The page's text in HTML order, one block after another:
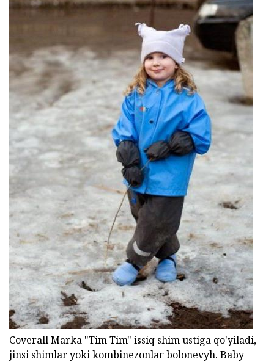
Coverall Marka "Tim Tim" issiq shim ustiga qo'yiladi,
jinsi shimlar yoki kombinezonlar bolonevyh. Baby